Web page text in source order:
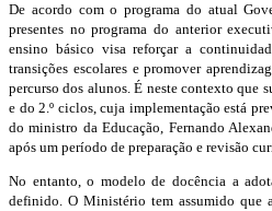
De acordo com o programa do atual
presentes no programa do anterior
ensino básico visa reforçar a
transições escolares e promover
percurso dos alunos. É neste contexto que
e do 2.º ciclos, cuja implementação está
do ministro da Educação, Fernando
após um período de preparação e revisão
No entanto, o modelo de docência a
definido. O Ministério tem assumido que